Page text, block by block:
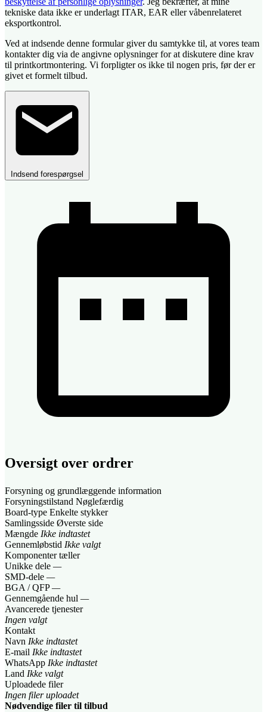
tekniske data ikke er underlagt ITAR, EAR eller våbenrelateret
eksportkontrol.
Ved at indsende denne formular giver du samtykke til, at vores team
kontakter dig via de angivne oplysninger for at diskutere dine krav
til printkortmontering. Vi forpligter os ikke til nogen pris, før der er
givet et formelt tilbud.
Indsend forespørgsel
Oversigt over ordrer
Forsyning og grundlæggende information
Forsyningstilstand Nøglefærdig
Board-type Enkelte stykker
Samlingsside Øverste side
Mængde Ikke indtastet
Gennemløbstid Ikke valgt
Komponenter tæller
Unikke dele —
SMD-dele —
BGA / QFP —
Gennemgående hul —
Avancerede tjenester
Ingen valgt
Kontakt
Navn Ikke indtastet
E-mail Ikke indtastet
WhatsApp Ikke indtastet
Land Ikke valgt
Uploadede filer
Ingen filer uploadet
Nødvendige filer til tilbud